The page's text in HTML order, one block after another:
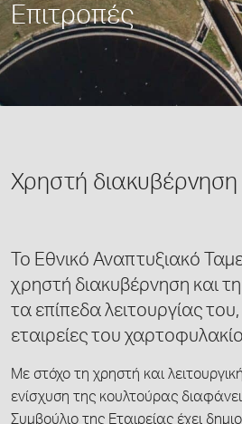
Επιτροπές
Χρηστή διακυβέρνηση
Το Εθνικό Αναπτυξιακό
χρηστή διακυβέρνηση και
τα επίπεδα λειτουργίας
εταιρείες του
Με στόχο τη χρηστή και
ενίσχυση της κουλτούρας